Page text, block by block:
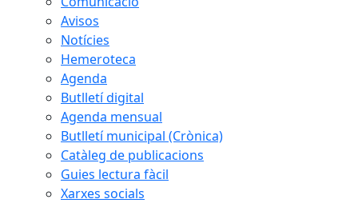
Avisos
Notícies
Hemeroteca
Agenda
Butlletí digital
Agenda mensual
Butlletí municipal (Crònica)
Catàleg de publicacions
Guies lectura fàcil
Xarxes socials